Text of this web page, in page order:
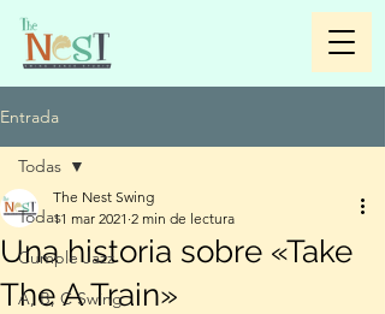
Entrada
Todas
Cumple Jazz
A, B, C Swing
Todas
Una historia sobre «Take
The A Train»
The Nest Swing
11 mar 2021 2 min de lectura